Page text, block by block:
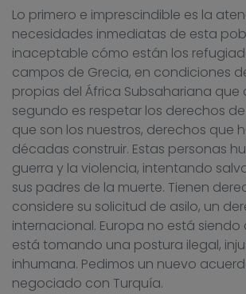
Lo primero e imprescindible es la
necesidades inmediatas de esta
inaceptable cómo están los
campos de Grecia, en condiciones
propias del África Subsahariana que
segundo es respetar los derechos
que son los nuestros, derechos que
décadas construir. Estas personas
guerra y la violencia, intentando
sus padres de la muerte. Tienen
considere su solicitud de asilo, un
internacional. Europa no está
está tomando una postura ilegal,
inhumana. Pedimos un nuevo
negociado con Turquía.